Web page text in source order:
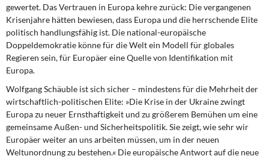
gewertet. Das Vertrauen in Europa kehre zurück: Die vergangenen
Krisenjahre hätten bewiesen, dass Europa und die herrschende Elite
politisch handlungsfähig ist. Die national-europäische
Doppeldemokratie könne für die Welt ein Modell für globales
Regieren sein, für Europäer eine Quelle von Identifikation mit
Europa.
Wolfgang Schäuble ist sich sicher – mindestens für die Mehrheit der
wirtschaftlich-politischen Elite: »Die Krise in der Ukraine zwingt
Europa zu neuer Ernsthaftigkeit und zu größerem Bemühen um eine
gemeinsame Außen- und Sicherheitspolitik. Sie zeigt, wie sehr wir
Europäer weiter an uns arbeiten müssen, um in der neuen
Weltunordnung zu bestehen.« Die europäische Antwort auf die neue